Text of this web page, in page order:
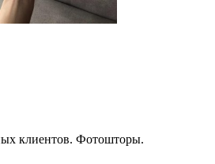
клиентов. Фотошторы.